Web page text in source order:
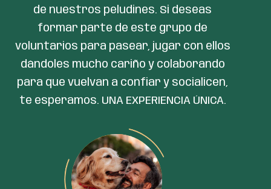
de nuestros peludines. Si deseas
formar parte de este grupo de
voluntarios para pasear, jugar con ellos
dándoles mucho cariño y colaborando
para que vuelvan a confiar y socialicen,
te esperamos. UNA EXPERIENCIA ÚNICA.